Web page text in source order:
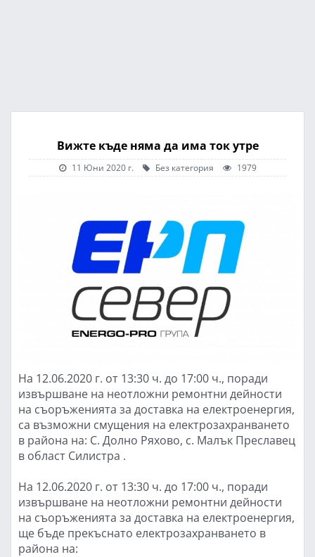
Вижте къде няма да има ток утре
11 Юни 2020 г. Без категория 1979
На 12.06.2020 г. от 13:30 ч. до 17:00 ч., поради
извършване на неотложни ремонтни дейности
на съоръженията за доставка на електроенергия,
са възможни смущения на електрозахранването
в района на: С. Долно Ряхово, с. Малък Преславец
в област Силистра .
На 12.06.2020 г. от 13:30 ч. до 17:00 ч., поради
извършване на неотложни ремонтни дейности
на съоръженията за доставка на електроенергия,
ще бъде прекъснато електрозахранването в
района на: